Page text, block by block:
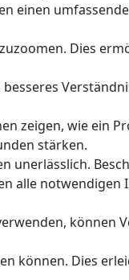
einen
Dies
zeigen, wie ein
stärken.
unerlässlich.
alle
können
können. Dies